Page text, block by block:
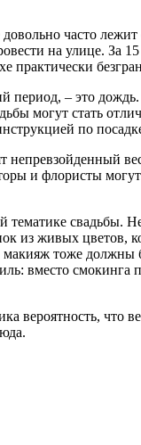
часто
на улице. За
практически
– это
могут стать
по
непревзойденный
и флористы
свадьбы.
живых цветов,
макияж тоже
вместо
вероятность, что